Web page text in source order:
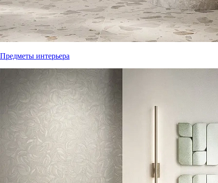
Предметы интерьера